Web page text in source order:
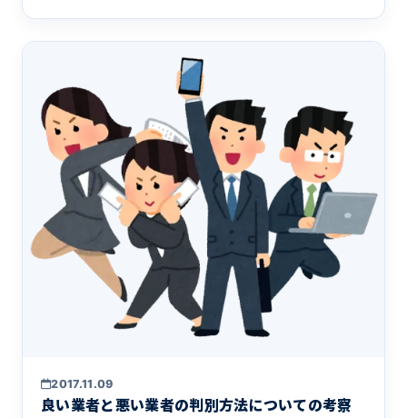
2017.11.09
良い業者と悪い業者の判別方法についての考察